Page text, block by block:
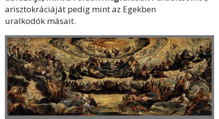
arisztokráciáját pedig mint az Egekben
uralkodók másait.